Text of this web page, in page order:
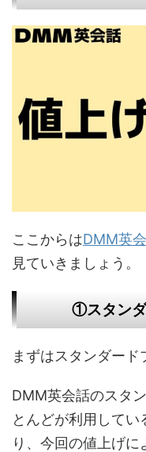
ここからはDMM英
見ていきましょう。
①スタン
まずはスタンダード
DMM英会話のスタ
とんどが利用して
り、今回の値上げ